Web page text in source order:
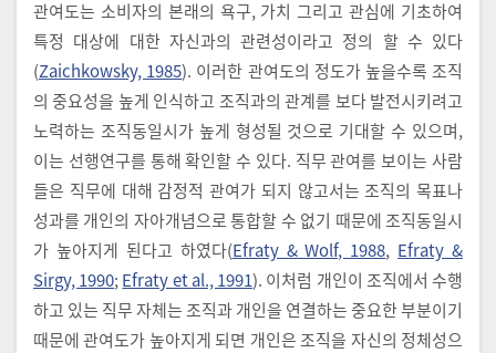
관여도는 소비자의 본래의 욕구, 가치 그리고 관심에 기초하여
특정 대상에 대한 자신과의 관련성이라고 정의 할 수 있다
(Zaichkowsky, 1985). 이러한 관여도의 정도가 높을수록 조직
의 중요성을 높게 인식하고 조직과의 관계를 보다 발전시키려고
노력하는 조직동일시가 높게 형성될 것으로 기대할 수 있으며,
이는 선행연구를 통해 확인할 수 있다. 직무 관여를 보이는 사람
들은 직무에 대해 감정적 관여가 되지 않고서는 조직의 목표나
성과를 개인의 자아개념으로 통합할 수 없기 때문에 조직동일시
가 높아지게 된다고 하였다(Efraty & Wolf, 1988, Efraty &
Sirgy, 1990;Efraty et al., 1991). 이처럼 개인이 조직에서 수행
하고 있는 직무 자체는 조직과 개인을 연결하는 중요한 부분이기
때문에 관여도가 높아지게 되면 개인은 조직을 자신의 정체성으